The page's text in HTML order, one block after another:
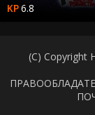
6.8
(C) Copyright